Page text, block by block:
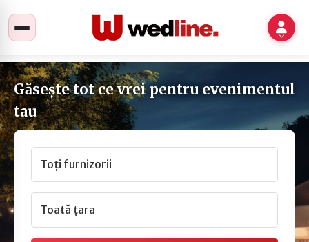
Găsește tot ce vrei pentru evenimentul
tau
Toți furnizorii
Toată țara